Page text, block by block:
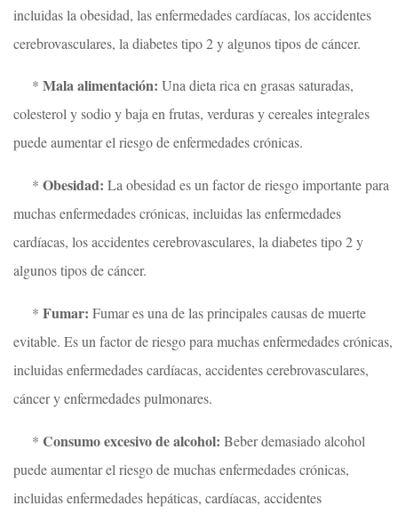
incluidas la obesidad, las enfermedades cardíacas, los accidentes
cerebrovasculares, la diabetes tipo 2 y algunos tipos de cáncer.
* Mala alimentación: Una dieta rica en grasas saturadas,
colesterol y sodio y baja en frutas, verduras y cereales integrales
puede aumentar el riesgo de enfermedades crónicas.
* Obesidad: La obesidad es un factor de riesgo importante para
muchas enfermedades crónicas, incluidas las enfermedades
cardíacas, los accidentes cerebrovasculares, la diabetes tipo 2 y
algunos tipos de cáncer.
* Fumar: Fumar es una de las principales causas de muerte
evitable. Es un factor de riesgo para muchas enfermedades crónicas,
incluidas enfermedades cardíacas, accidentes cerebrovasculares,
cáncer y enfermedades pulmonares.
* Consumo excesivo de alcohol: Beber demasiado alcohol
puede aumentar el riesgo de muchas enfermedades crónicas,
incluidas enfermedades hepáticas, cardíacas, accidentes